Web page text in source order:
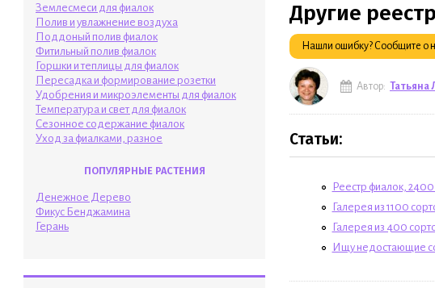
Землесмеси для фиалок
Полив и увлажнение воздуха
Поддоный полив фиалок
Фитильный полив фиалок
Горшки и теплицы для фиалок
Пересадка и формирование розетки
Удобрения и микроэлементы для фиалок
Температура и свет для фиалок
Сезонное содержание фиалок
Уход за фиалками, разное
ПОПУЛЯРНЫЕ РАСТЕНИЯ
Денежное Дерево
Фикус Бенджамина
Герань
Другие
Нашли ошибку? Сообщите о
Автор: Татьяна
Статьи:
Реестр фиалок,
Галерея из 1100
Галерея из 400
Ищу недостающие